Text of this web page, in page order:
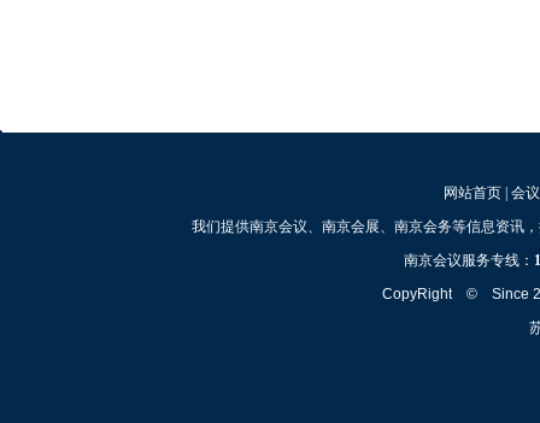
网站首页| 会
我们提供南京会议、南京会展、南京会务等信息资讯
南京会议服务专线：
CopyRight © Since